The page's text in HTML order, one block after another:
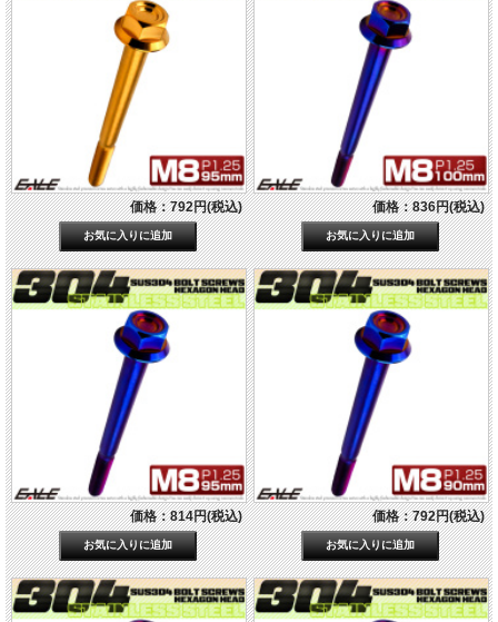
価格：792円(税込) 価格：836円(税込)
価格：814円(税込) 価格：792円(税込)